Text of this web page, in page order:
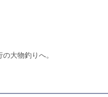
大物釣りへ。